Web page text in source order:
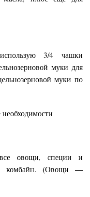
3/4 чашки
муки для
муки по
все овощи, специи и
комбайн. (Овощи —